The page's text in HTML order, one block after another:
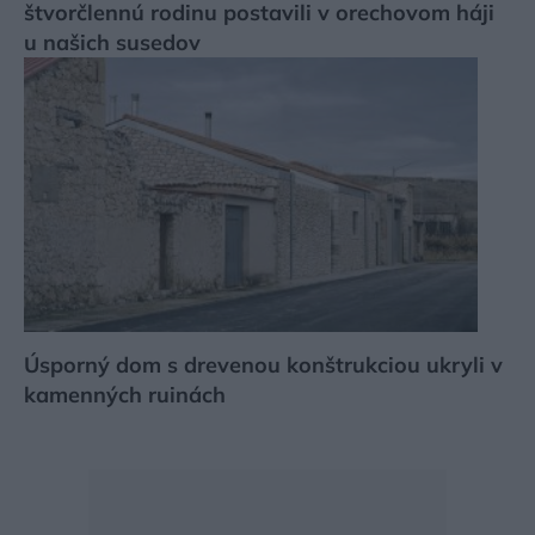
štvorčlennú rodinu postavili v orechovom háji
u našich susedov
Úsporný dom s drevenou konštrukciou ukryli v
kamenných ruinách